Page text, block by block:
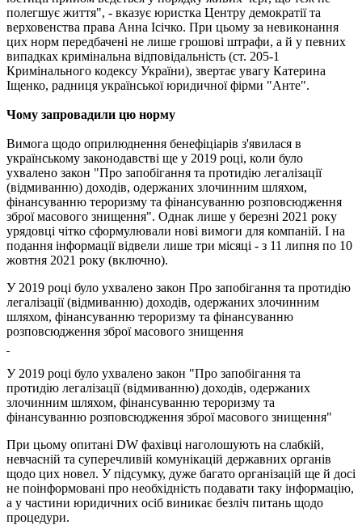
полегшує життя", - вказує юристка Центру демократії та
верховенства права Анна Ісічко. При цьому за невиконання
цих норм передбачені не лише грошові штрафи, а й у певних
випадках кримінальна відповідальність (ст. 205-1
Кримінального кодексу України), звертає увагу Катерина
Іщенко, радниця української юридичної фірми "Анте".
Чому запровадили цю норму
Вимога щодо оприлюднення бенефіціарів з'явилася в
українському законодавстві ще у 2019 році, коли було
ухвалено закон "Про запобігання та протидію легалізації
(відмиванню) доходів, одержаних злочинним шляхом,
фінансуванню тероризму та фінансуванню розповсюдження
зброї масового знищення". Однак лише у березні 2021 року
урядовці чітко сформулювали нові вимоги для компаній. І на
подання інформації відвели лише три місяці - з 11 липня по 10
жовтня 2021 року (включно).
У 2019 році було ухвалено закон Про запобігання та протидію
легалізації (відмиванню) доходів, одержаних злочинним
шляхом, фінансуванню тероризму та фінансуванню
розповсюдження зброї масового знищення
У 2019 році було ухвалено закон "Про запобігання та
протидію легалізації (відмиванню) доходів, одержаних
злочинним шляхом, фінансуванню тероризму та
фінансуванню розповсюдження зброї масового знищення"
При цьому опитані DW фахівці наголошують на слабкій,
невчасній та суперечливій комунікацій державних органів
щодо цих новел. У підсумку, дуже багато організацій ще й досі
не поінформовані про необхідність подавати таку інформацію,
а у частини юридичних осіб виникає безліч питань щодо
процедури.